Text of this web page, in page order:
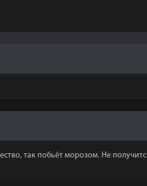
так побьёт морозом. Не